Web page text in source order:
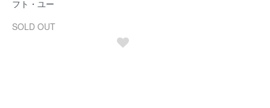
フト・ユー
SOLD OUT